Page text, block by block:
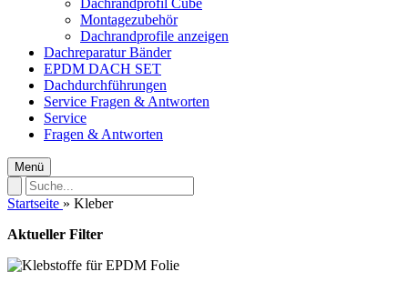
Dachrandprofil Cube
Montagezubehör
Dachrandprofile anzeigen
Dachreparatur Bänder
EPDM DACH SET
Dachdurchführungen
Service Fragen & Antworten
Service
Fragen & Antworten
Menü
Startseite » Kleber
Aktueller Filter